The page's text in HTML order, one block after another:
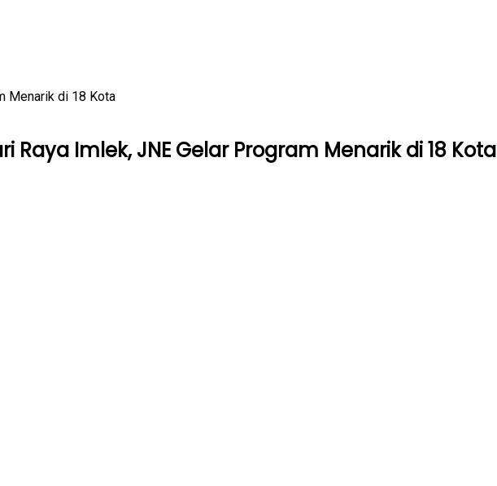
Menarik di 18 Kota
Raya Imlek, JNE Gelar Program Menarik di 18 Kota